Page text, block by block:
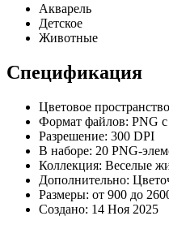
Акварель
Детское
Животные
Спецификация
Цветовое
Формат файлов: PNG
Разрешение: 300 DPI
В наборе: 20 PNG-
Коллекция: Веселые
Дополнительно:
Размеры: от 900 до
Создано: 14 Ноя 2025